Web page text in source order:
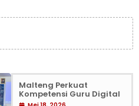
Malteng Perkuat
Kompetensi Guru Digital